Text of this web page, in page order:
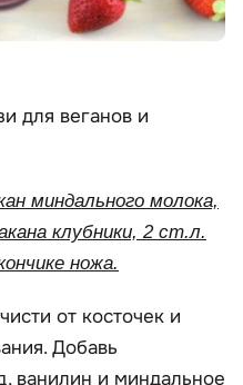
для веганов и
миндального молока,
клубники, 2 ст.л.
ножа.
от косточек и
Добавь
ванилин и миндальное